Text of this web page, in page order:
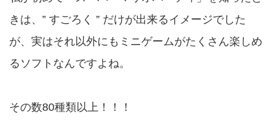
きは、” すごろく ” だけが出来るイメージでした
が、実はそれ以外にもミニゲームがたくさん楽しめ
るソフトなんですよね。
その数80種類以上！！！